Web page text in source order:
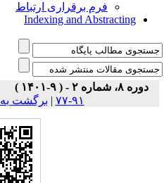
فرم برقراری ارتباط
Indexing and Abstracting
دوره ۸، شماره ۲ - ( ۹-۱۴۰۱ )
۹۱-۷۷
|برگشت به